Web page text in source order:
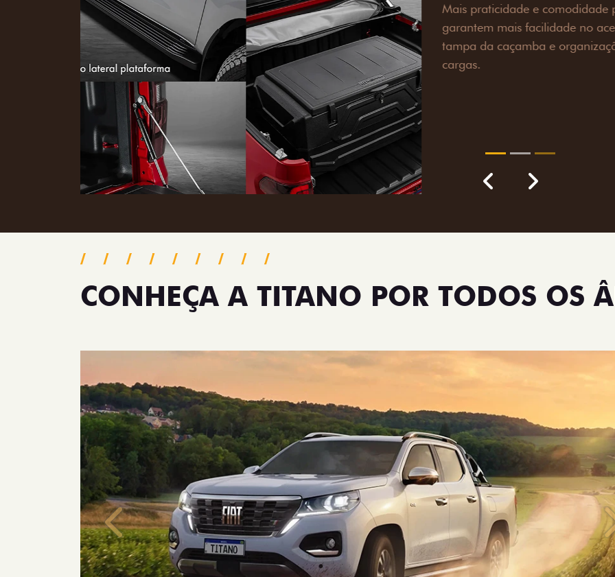
Prepare sua picape para
engate de reboque para
lamas e overbumper,
proteção extra para a
PreviousNext
CONHEÇA A TITANO POR TODOS OS
Anterior